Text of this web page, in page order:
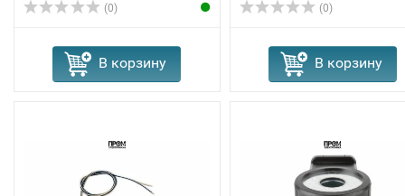
(0)
В корзину
(0)
В корзину